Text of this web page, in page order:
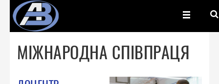
МІЖНАРОДНА СПІВПРАЦЯ